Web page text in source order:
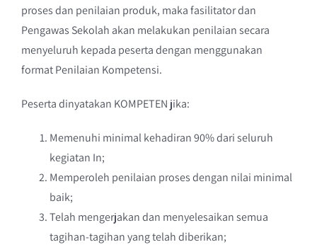
proses dan penilaian produk, maka fasilitator dan
Pengawas Sekolah akan melakukan penilaian secara
menyeluruh kepada peserta dengan menggunakan
format Penilaian Kompetensi.
Peserta dinyatakan KOMPETEN jika:
Memenuhi minimal kehadiran 90% dari seluruh
kegiatan In;
Memperoleh penilaian proses dengan nilai minimal
baik;
Telah mengerjakan dan menyelesaikan semua
tagihan-tagihan yang telah diberikan;